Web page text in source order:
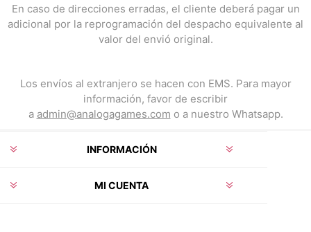
En caso de direcciones erradas, el cliente deberá pagar un
adicional por la reprogramación del despacho equivalente al
valor del envió original.
Los envíos al extranjero se hacen con EMS. Para mayor
información, favor de escribir
a admin@analogagames.com o a nuestro Whatsapp.
INFORMACIÓN
MI CUENTA